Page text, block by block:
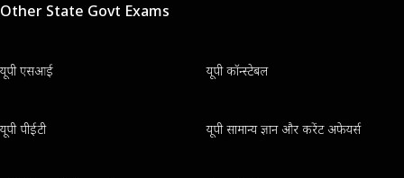
Other State Govt Exams
यूपी एसआई यूपी कॉन्स्टेबल
यूपी पीईटी यूपी सामान्य ज्ञान और करेंट अफेयर्स